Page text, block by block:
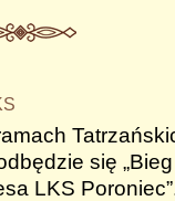
się
LKS